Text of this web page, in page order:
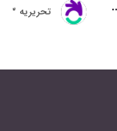
تحريريه 3گام